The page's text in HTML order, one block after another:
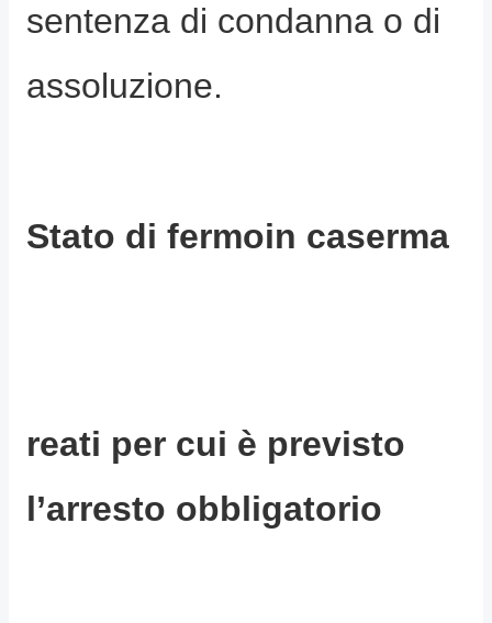
sentenza di condanna o di
assoluzione.
Stato di fermoin caserma
reati per cui è previsto
l’arresto obbligatorio